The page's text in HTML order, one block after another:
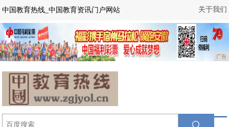
关于我们
中国教育热线_中国教育资讯门户网站
广告